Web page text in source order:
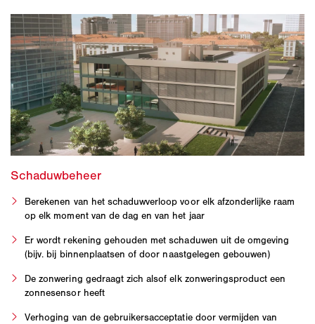
Berekenen van het schaduwverloop voor elk afzonderlijke raam
op elk moment van de dag en van het jaar
Er wordt rekening gehouden met schaduwen uit de omgeving
(bijv. bij binnenplaatsen of door naastgelegen gebouwen)
De zonwering gedraagt zich alsof elk zonweringsproduct een
zonnesensor heeft
Verhoging van de gebruikersacceptatie door vermijden van